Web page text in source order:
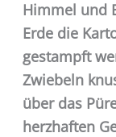
Himmel und
Erde die
gestampft
Zwiebeln
über das
herzhaften